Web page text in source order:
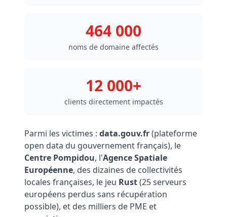
464 000
noms de domaine affectés
12 000+
clients directement impactés
Parmi les victimes : data.gouv.fr(plateforme
open data du gouvernement français), le
Centre Pompidou, l'Agence Spatiale
Européenne, des dizaines de collectivités
locales françaises, le jeu Rust(25 serveurs
européens perdus sans récupération
possible), et des milliers de PME et